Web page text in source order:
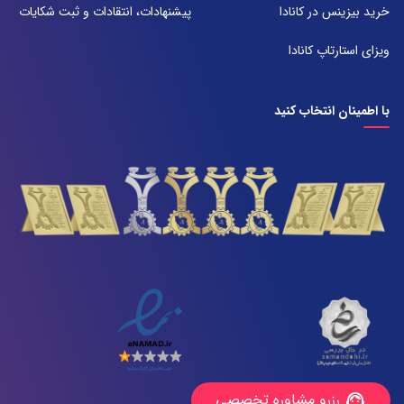
تلفن:
خرید بیزینس در کانادا
ویزای استارتاپ کانادا
پیشنهادات، انتقادات و ثبت شکایات
با اطمینان انتخاب کنید